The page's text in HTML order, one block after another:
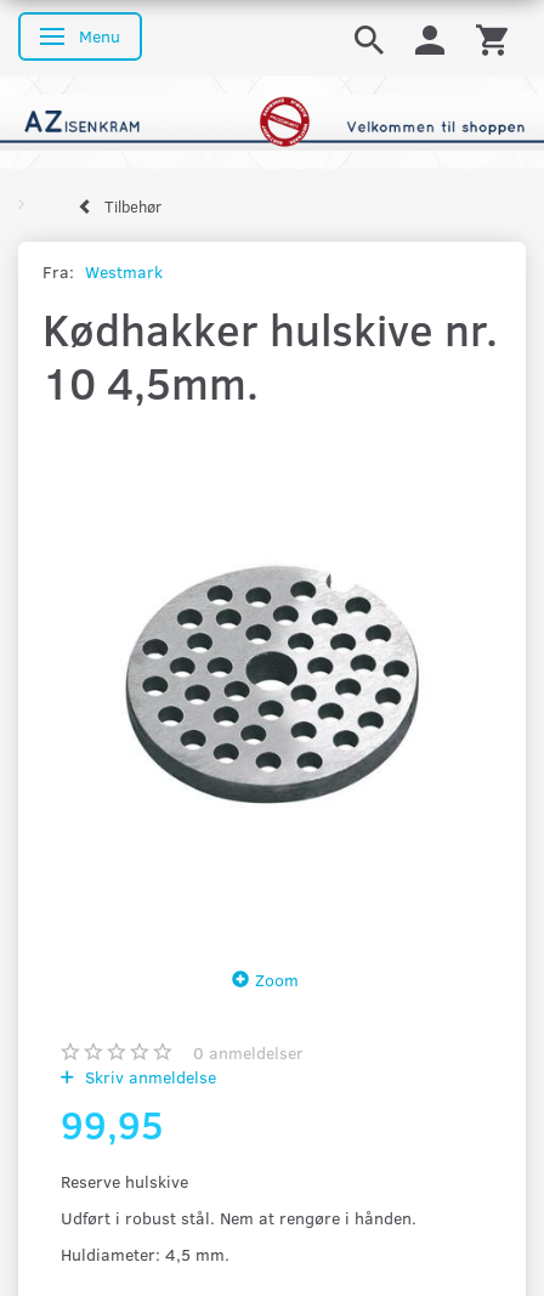
Skifte navigation
Menu
Tilbehør
Fra: Westmark
Kødhakker hulskive nr.
10 4,5mm.
Zoom
0 anmeldelser
Skriv anmeldelse
99,95
Reserve hulskive
Udført i robust stål. Nem at rengøre i hånden.
Huldiameter: 4,5 mm.